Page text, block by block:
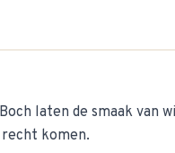
laten de smaak van
komen.